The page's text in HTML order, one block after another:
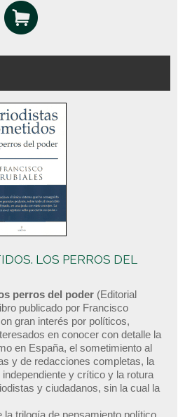
LOS PERROS DEL
perros del poder (Editorial
publicado por Francisco
gran interés por políticos,
en conocer con detalle la
en España, el sometimiento al
y de redacciones completas, la
y crítico y la rotura
y ciudadanos, sin la cual la